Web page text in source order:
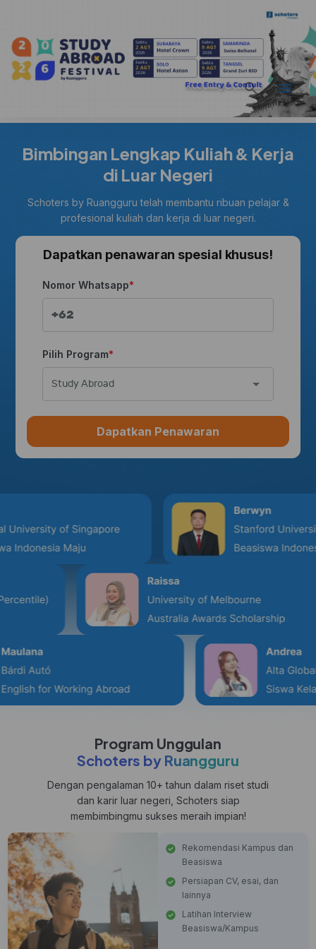
Bimbingan Lengkap Kuliah & Kerja
di Luar Negeri
Schoters by Ruangguru telah membantu ribuan pelajar &
profesional kuliah dan kerja di luar negeri.
Dapatkan penawaran spesial khusus!
Nomor Whatsapp
+62
Pilih Program
Study Abroad
Dapatkan Penawaran
Program Unggulan
Schoters by Ruangguru
Dengan pengalaman 10+ tahun dalam riset studi
dan karir luar negeri, Schoters siap
membimbingmu sukses meraih impian!
Rekomendasi Kampus dan
Beasiswa
Persiapan CV, esai, dan
lainnya
Latihan Interview
Beasiswa/Kampus